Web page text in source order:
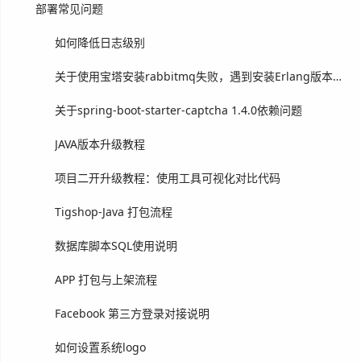
部署常见问题
如何降低日志级别
关于使用宝塔安装rabbitmq失败，遇到安装Erlang版本问题
关于spring-boot-starter-captcha 1.4.0依赖问题
JAVA版本升级教程
项目二开升级教程：使用工具可视化对比代码
Tigshop-Java 打包流程
数据库脚本SQL使用说明
APP 打包与上架流程
Facebook 第三方登录对接说明
如何设置系统logo